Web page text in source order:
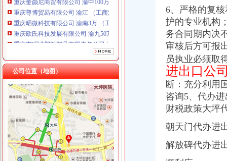
重庆尊博贸易有限公司 渝江 （工商注册）
重庆晒微科技有限公司 渝南3万 （工商注册）
重庆欧氏科技发展有限公司 渝九50万 （进出口权）
重庆市明诚塑料制品有限责任公司 渝高100万 （进出口权）
重庆金品科技有限公司 渝南100万 （进出口权）
重庆凯誉网络通信技术工程有限公司 渝中300万 （工商变更）
重庆佳技维科技发展有限公司 渝南100万 （进出口权）
公司位置（地图）
渝中区马家堡
渝中区马家堡小学2017招生范围,马家堡小学6月24日报名-小学教育-
【重庆市—渝中区】马家堡发廊偶遇品美少女（申请毕业-曲罢论坛
【招商银行渝中区马家堡自助银行】招商银行渝中区马家堡自助银行
6、严格的复
护的专业机构
务合同期内决
审核后方可报
员执业必须取
进出口公
断：充分利用
咨询5、代办
财税政策大坪
朝天门代办进
解放碑代办进